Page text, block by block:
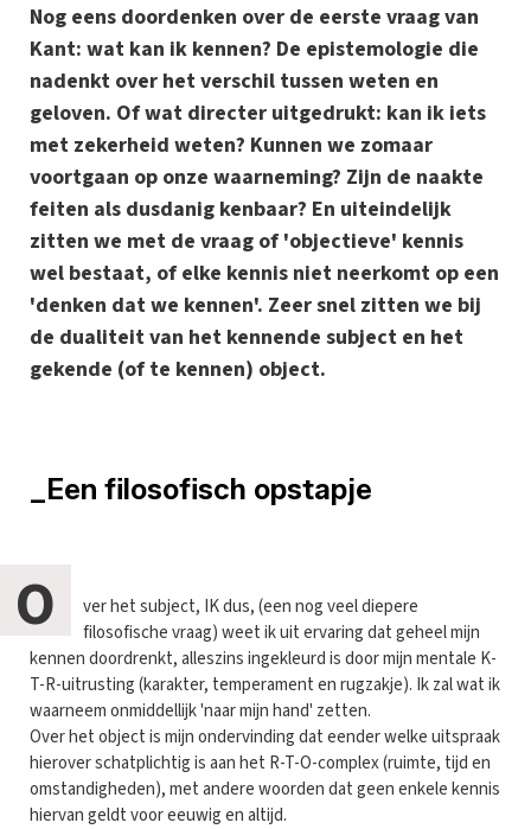
Nog eens doordenken over de eerste vraag van
Kant: wat kan ik kennen? De epistemologie die
nadenkt over het verschil tussen weten en
geloven. Of wat directer uitgedrukt: kan ik iets
met zekerheid weten? Kunnen we zomaar
voortgaan op onze waarneming? Zijn de naakte
feiten als dusdanig kenbaar? En uiteindelijk
zitten we met de vraag of 'objectieve' kennis
wel bestaat, of elke kennis niet neerkomt op een
'denken dat we kennen'. Zeer snel zitten we bij
de dualiteit van het kennende subject en het
gekende (of te kennen) object.
_Een filosofisch opstapje
O
ver het subject, IK dus, (een nog veel diepere
filosofische vraag) weet ik uit ervaring dat geheel mijn
kennen doordrenkt, alleszins ingekleurd is door mijn mentale K-
T-R-uitrusting (karakter, temperament en rugzakje). Ik zal wat ik
waarneem onmiddellijk 'naar mijn hand' zetten.
Over het object is mijn ondervinding dat eender welke uitspraak
hierover schatplichtig is aan het R-T-O-complex (ruimte, tijd en
omstandigheden), met andere woorden dat geen enkele kennis
hiervan geldt voor eeuwig en altijd.